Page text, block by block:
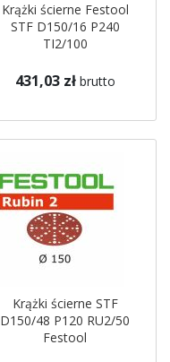
Krążki ścierne Festool
STF D150/16 P240
TI2/100
431,03 zł brutto
Krążki ścierne STF
D150/48 P120 RU2/50
Festool